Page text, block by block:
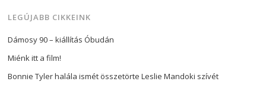
LEGÚJABB CIKKEINK
Dámosy 90 – kiállítás Óbudán
Miénk itt a film!
Bonnie Tyler halála ismét összetörte Leslie Mandoki szívét